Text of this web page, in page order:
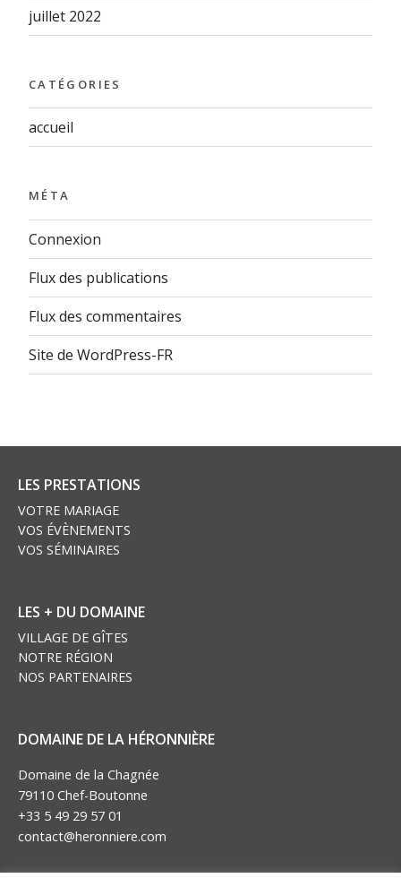
juillet 2022
CATÉGORIES
accueil
MÉTA
Connexion
Flux des publications
Flux des commentaires
Site de WordPress-FR
LES PRESTATIONS
VOTRE MARIAGE
VOS ÉVÈNEMENTS
VOS SÉMINAIRES
LES + DU DOMAINE
VILLAGE DE GÎTES
NOTRE RÉGION
NOS PARTENAIRES
DOMAINE DE LA HÉRONNIÈRE
Domaine de la Chagnée
79110 Chef-Boutonne
+33 5 49 29 57 01
contact@heronniere.com